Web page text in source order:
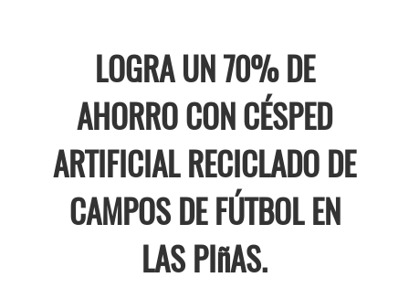
LOGRA UN 70% DE
AHORRO CON CÉSPED
ARTIFICIAL RECICLADO DE
CAMPOS DE FÚTBOL EN
LAS PIñAS.